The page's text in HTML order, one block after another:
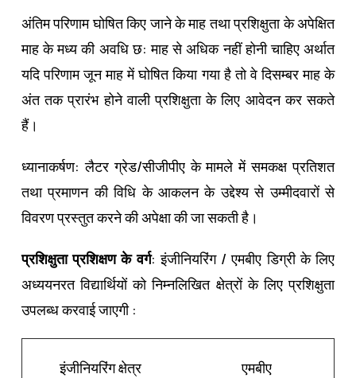
अंतिम परिणाम घोषित किए जाने के माह तथा प्रशिक्षुता के अपेक्षित
माह के मध्‍य की अवधि छ: माह से अधिक नहीं होनी चाहिए अर्थात
यदि परिणाम जून माह में घोषित किया गया है तो वे दिसम्‍बर माह के
अंत तक प्रारंभ होने वाली प्रशिक्षुता के लिए आवेदन कर सकते
हैं।
ध्यानाकर्षण: लैटर ग्रेड/सीजीपीए के मामले में समकक्ष प्रतिशत
तथा प्रमाणन की विधि के आकलन के उद्देश्‍य से उम्‍मीदवारों से
विवरण प्रस्‍तुत करने की अपेक्षा की जा सकती है।
प्रशिक्षुता प्रशिक्षण के वर्ग: इंजीनियरिंग / एमबीए डिग्री के लिए
अध्‍ययनरत विद्यार्थियों को निम्‍नलिखित क्षेत्रों के लिए प्रशिक्षुता
उपलब्‍ध करवाई जाएगी :
इंजीनियरिंग क्षेत्र एमबीए